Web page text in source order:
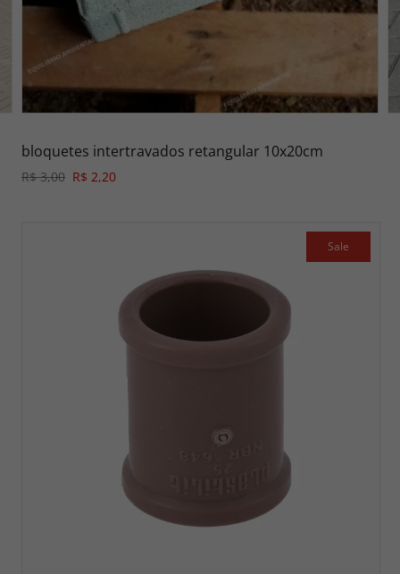
bloquetes intertravados retangular 10x20cm
R$ 3,00 R$ 2,20
Sale